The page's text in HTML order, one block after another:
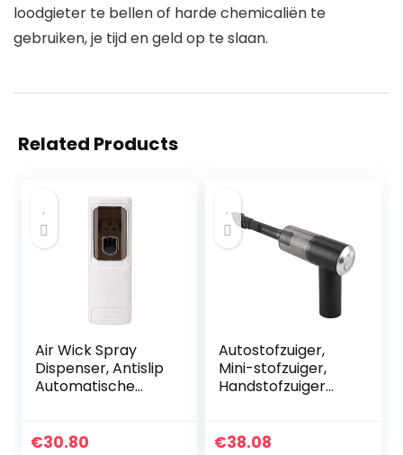
loodgieter te bellen of harde chemicaliën te
gebruiken, je tijd en geld op te slaan.
Related Products
Air Wick Spray
Dispenser, Antislip
Automatische
Office Home
€30.80
Autostofzuiger,
Mini-stofzuiger,
Handstofzuiger
draadloze
€38.08